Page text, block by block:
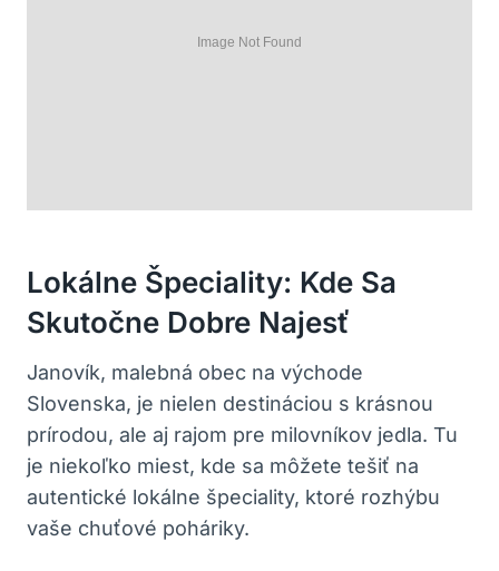
Lokálne Špeciality: Kde Sa
Skutočne Dobre Najesť
Janovík, malebná obec na​ východe
Slovenska,​ je ⁢nielen destináciou ⁣s ⁤krásnou
prírodou, ale ⁤aj rajom ‌pre ‍milovníkov ​jedla. Tu
je niekoľko miest, kde sa môžete⁢ tešiť na
autentické lokálne špeciality, ktoré rozhýbu‍
vaše chuťové ‌poháriky.